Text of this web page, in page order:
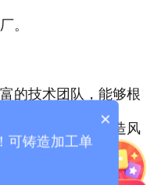
。
技术团队，能够根
帮助客户规避铸造风
团队熟悉各类铸钢件
×
可铸造加工单